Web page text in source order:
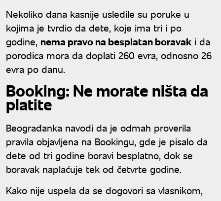
Nekoliko dana kasnije usledile su poruke u
kojima je tvrdio da dete, koje ima tri i po
godine, nema pravo na besplatan boravak i da
porodica mora da doplati 260 evra, odnosno 26
evra po danu.
Booking: Ne morate ništa da
platite
Beograđanka navodi da je odmah proverila
pravila objavljena na Bookingu, gde je pisalo da
dete od tri godine boravi besplatno, dok se
boravak naplaćuje tek od četvrte godine.
Kako nije uspela da se dogovori sa vlasnikom,